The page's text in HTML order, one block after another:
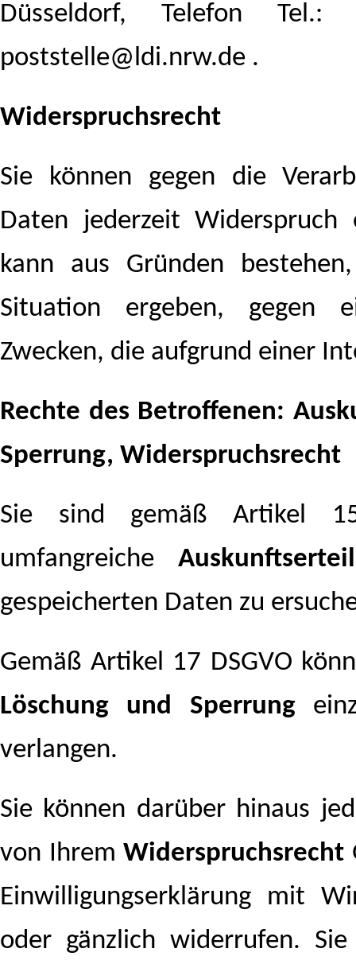
Düsseldorf, Telefon Tel.:
poststelle@ldi.nrw.de .
Widerspruchsrecht
Sie können gegen die
Daten jederzeit Widerspruch
kann aus Gründen
Situation ergeben, gegen
Zwecken, die aufgrund einer
Rechte des Betroffenen:
Sperrung, Widerspruchsrecht
Sie sind gemäß Artikel
umfangreiche
gespeicherten Daten zu
Gemäß Artikel 17 DSGVO
Löschung und Sperrung
verlangen.
Sie können darüber hinaus
von IhremWiderspruchsrecht
Einwilligungserklärung mit
oder gänzlich widerrufen.